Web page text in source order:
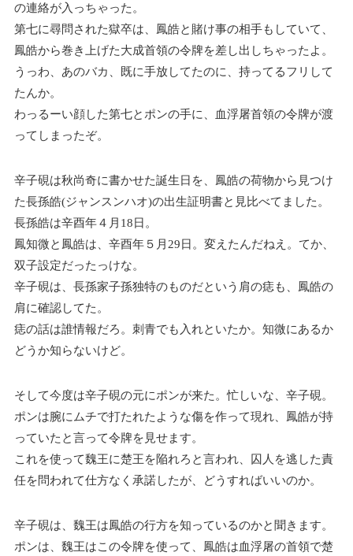
の連絡が入っちゃった。
第七に尋問された獄卒は、鳳皓と賭け事の相手もしていて、
鳳皓から巻き上げた大成首領の令牌を差し出しちゃったよ。
うっわ、あのバカ、既に手放してたのに、持ってるフリして
たんか。
わっるーい顔した第七とポンの手に、血浮屠首領の令牌が渡
ってしまったぞ。
辛子硯は秋尚奇に書かせた誕生日を、鳳皓の荷物から見つけ
た長孫皓(ジャンスンハオ)の出生証明書と見比べてました。
長孫皓は辛酉年４月18日。
鳳知微と鳳皓は、辛酉年５月29日。変えたんだねえ。てか、
双子設定だったっけな。
辛子硯は、長孫家子孫独特のものだという肩の痣も、鳳皓の
肩に確認してた。
痣の話は誰情報だろ。刺青でも入れといたか。知微にあるか
どうか知らないけど。
そして今度は辛子硯の元にポンが来た。忙しいな、辛子硯。
ポンは腕にムチで打たれたような傷を作って現れ、鳳皓が持
っていたと言って令牌を見せます。
これを使って魏王に楚王を陥れろと言われ、囚人を逃した責
任を問われて仕方なく承諾したが、どうすればいいのか。
辛子硯は、魏王は鳳皓の行方を知っているのかと聞きます。
ポンは、魏王はこの令牌を使って、鳳皓は血浮屠の首領で楚